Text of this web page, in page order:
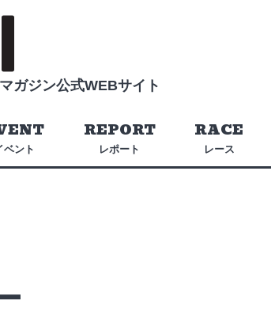
ガジン公式WEBサイト
ベント レポート
REPORT
レース
RACE